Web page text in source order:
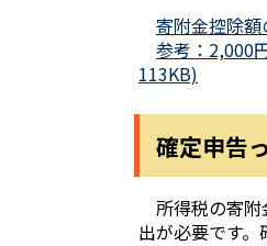
寄附金控除
参考：2,000
113KB)
確定申告
所得税の寄附
出が必要です